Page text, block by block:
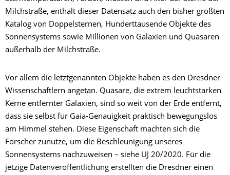
Milchstraße, enthält dieser Datensatz auch den bisher größten
Katalog von Doppelsternen, Hunderttausende Objekte des
Sonnensystems sowie Millionen von Galaxien und Quasaren
außerhalb der Milchstraße.
Vor allem die letztgenannten Objekte haben es den Dresdner
Wissenschaftlern angetan. Quasare, die extrem leuchtstarken
Kerne entfernter Galaxien, sind so weit von der Erde entfernt,
dass sie selbst für Gaia-Genauigkeit praktisch bewegungslos
am Himmel stehen. Diese Eigenschaft machten sich die
Forscher zunutze, um die Beschleunigung unseres
Sonnensystems nachzuweisen – siehe UJ 20/2020. Für die
jetzige Datenveröffentlichung erstellten die Dresdner einen